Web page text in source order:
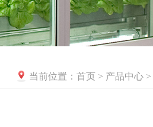
当前位置： 首页 > 产品中心 >